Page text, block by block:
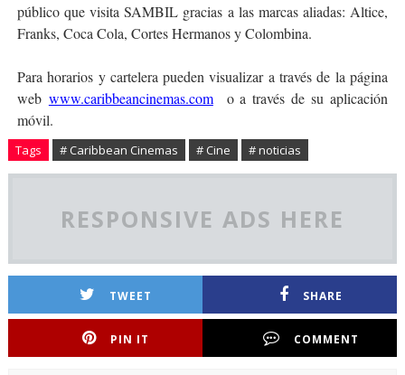
público que visita SAMBIL gracias a las marcas aliadas: Altice,
Franks, Coca Cola, Cortes Hermanos y Colombina.
Para horarios y cartelera pueden visualizar a través de la página
web www.caribbeancinemas.como a través de su aplicación
móvil.
Tags # Caribbean Cinemas # Cine # noticias
RESPONSIVE ADS HERE
TWEET SHARE
PIN IT COMMENT